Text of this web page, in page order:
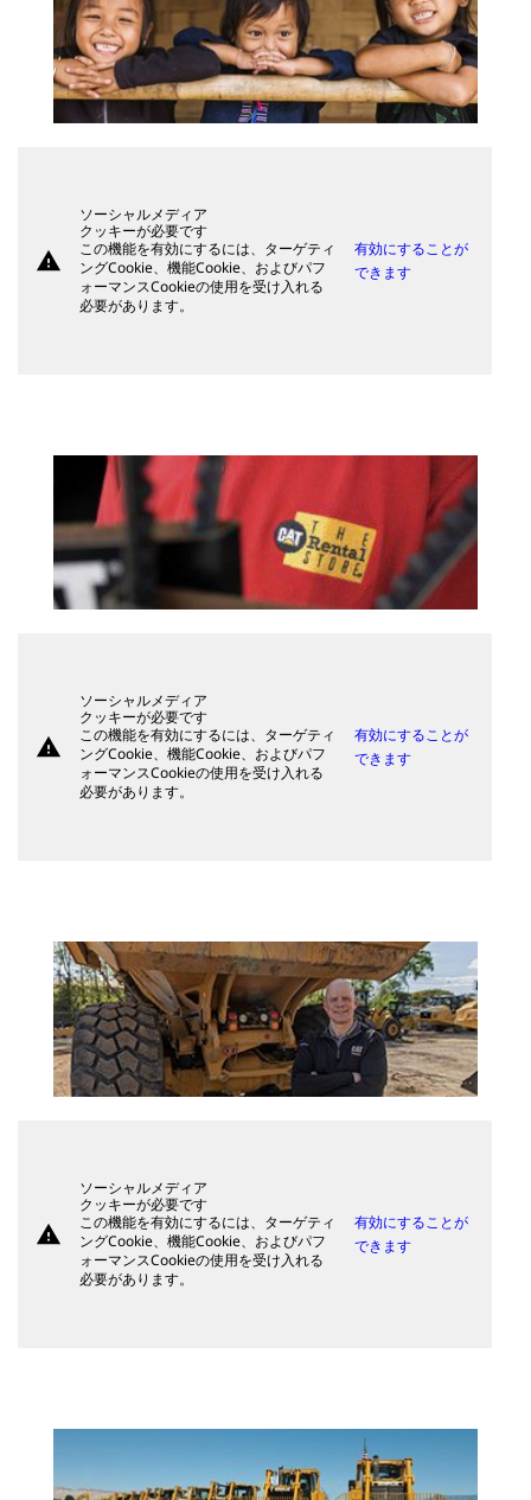
warning
ソーシャルメディア
クッキーが必要です
この機能を有効にするには、ターゲティ
ングCookie、機能Cookie、およびパフ
ォーマンスCookieの使用を受け入れる
必要があります。
有効にすることが
できます
warning
ソーシャルメディア
クッキーが必要です
この機能を有効にするには、ターゲティ
ングCookie、機能Cookie、およびパフ
ォーマンスCookieの使用を受け入れる
必要があります。
有効にすることが
できます
warning
ソーシャルメディア
クッキーが必要です
この機能を有効にするには、ターゲティ
ングCookie、機能Cookie、およびパフ
ォーマンスCookieの使用を受け入れる
必要があります。
有効にすることが
できます